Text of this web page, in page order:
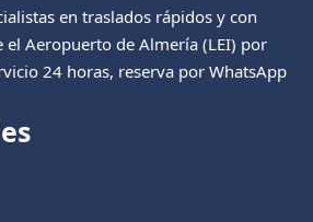
en traslados rápidos y con
el Aeropuerto de Almería (LEI) por
24 horas, reserva por WhatsApp